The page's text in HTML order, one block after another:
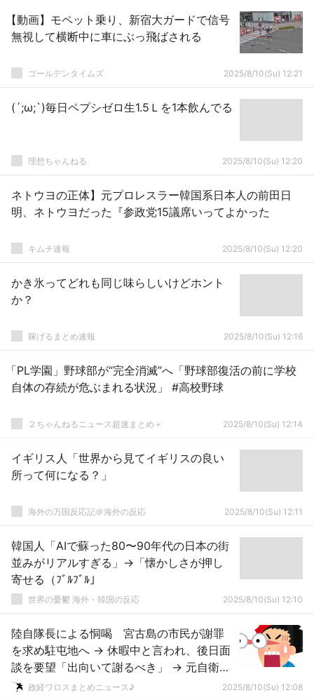
【動画】モペット乗り、新宿大ガードで信号
無視して横断中に車にぶっ飛ばされる
ゴールデンタイムズ 2025/8/10(Su) 12:21
(´;ω;`)毎日ペプシゼロ生1.5Ｌを1本飲んでる
理想ちゃんねる 2025/8/10(Su) 12:20
ネトウヨの正体】元プロレスラー韓国系日本人の前田日
明、ネトウヨだった『参政党15議席いってよかった
キムチ速報 2025/8/10(Su) 12:20
かき氷ってどれも同じ味らしいけどホント
か？
稼げるまとめ速報 2025/8/10(Su) 12:16
「PL学園」野球部が“完全消滅”へ「野球部復活の前に学校
自体の存続が危ぶまれる状況」 #高校野球
２ちゃんねるニュース超速まとめ＋ 2025/8/10(Su) 12:14
イギリス人「世界から見てイギリスの良い
所って何になる？」
海外の万国反応記＠海外の反応 2025/8/10(Su) 12:11
韓国人「AIで蘇った80〜90年代の日本の街
並みがリアルすぎる」→「懐かしさが押し
寄せる（ﾌﾞﾙﾌﾞﾙ」
世界の憂鬱 海外・韓国の反応 2025/8/10(Su) 12:10
陸自隊長による恫喝 宮古島の市民が謝罪
を求め駐屯地へ → 休暇中と言われ、後日面
談を要望「出向いて謝るべき」 → 元自衛官
「どちらが恫喝しているのか？」
政経ワロスまとめニュース♪ 2025/8/10(Su) 12:08